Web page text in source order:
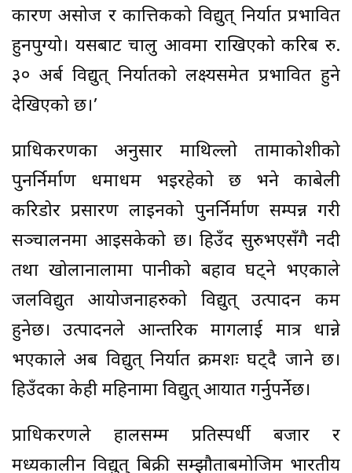
कारण असोज र कात्तिकको विद्युत् निर्यात प्रभावित
हुनपुग्यो। यसबाट चालु आवमा राखिएको करिब रु.
३० अर्ब विद्युत् निर्यातको लक्ष्यसमेत प्रभावित हुने
देखिएको छ।’
प्राधिकरणका अनुसार माथिल्लो तामाकोशीको
पुनर्निर्माण धमाधम भइरहेको छ भने काबेली
करिडोर प्रसारण लाइनको पुनर्निर्माण सम्पन्न गरी
सञ्चालनमा आइसकेको छ। हिउँद सुरुभएसँगै नदी
तथा खोलानालामा पानीको बहाव घट्ने भएकाले
जलविद्युत आयोजनाहरुको विद्युत् उत्पादन कम
हुनेछ। उत्पादनले आन्तरिक मागलाई मात्र धान्ने
भएकाले अब विद्युत् निर्यात क्रमशः घट्दै जाने छ।
हिउँदका केही महिनामा विद्युत् आयात गर्नुपर्नेछ।
प्राधिकरणले हालसम्म प्रतिस्पर्धी बजार र
मध्यकालीन विद्युत् बिक्री सम्झौताबमोजिम भारतीय